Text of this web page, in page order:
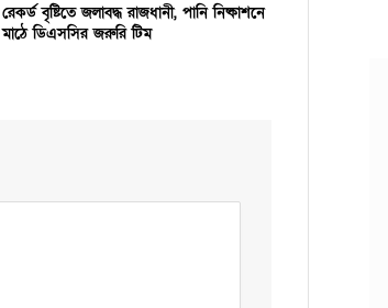
রেকর্ড বৃষ্টিতে জলাবদ্ধ রাজধানী, পানি নিষ্কাশনে
মাঠে ডিএসসির জরুরি টিম